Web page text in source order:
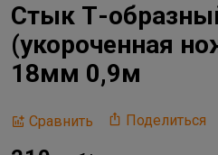
Стык Т-
(укороченная
18мм 0,9м
Сравнить Поделиться